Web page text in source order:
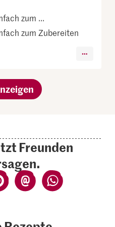
zum ...
zum Zubereiten
Freunden